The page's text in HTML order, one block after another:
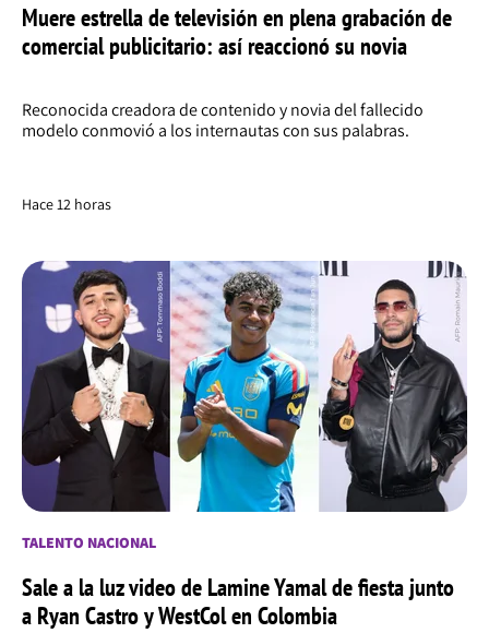
Muere estrella de televisión en plena grabación de
comercial publicitario: así reaccionó su novia
Reconocida creadora de contenido y novia del fallecido
modelo conmovió a los internautas con sus palabras.
Hace 12 horas
TALENTO NACIONAL
Sale a la luz video de Lamine Yamal de fiesta junto
a Ryan Castro y WestCol en Colombia